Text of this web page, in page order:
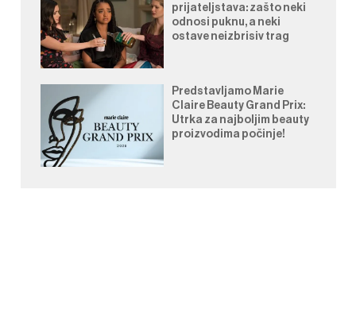
prijateljstava: zašto neki
odnosi puknu, a neki
ostave neizbrisiv trag
Predstavljamo Marie
Claire Beauty Grand Prix:
Utrka za najboljim beauty
proizvodima počinje!